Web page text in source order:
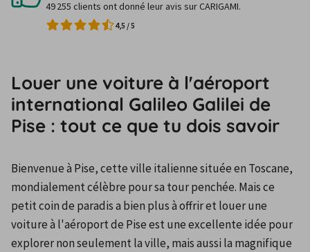
49 255 clients ont donné leur avis sur CARIGAMI.
4,5 /5
Louer une voiture à l'aéroport
international Galileo Galilei de
Pise : tout ce que tu dois savoir
Bienvenue à Pise, cette ville italienne située en Toscane,
mondialement célèbre pour sa tour penchée. Mais ce
petit coin de paradis a bien plus à offrir et louer une
voiture à l'aéroport de Pise est une excellente idée pour
explorer non seulement la ville, mais aussi la magnifique